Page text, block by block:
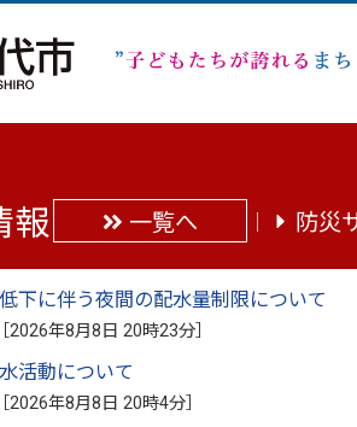
報 一覧へ 防災
下に伴う夜間の配水量制限について
2026年8月8日 20時23分
活動について
2026年8月8日 20時4分
画・景観
更新 緑化活動の支援・助成を行います